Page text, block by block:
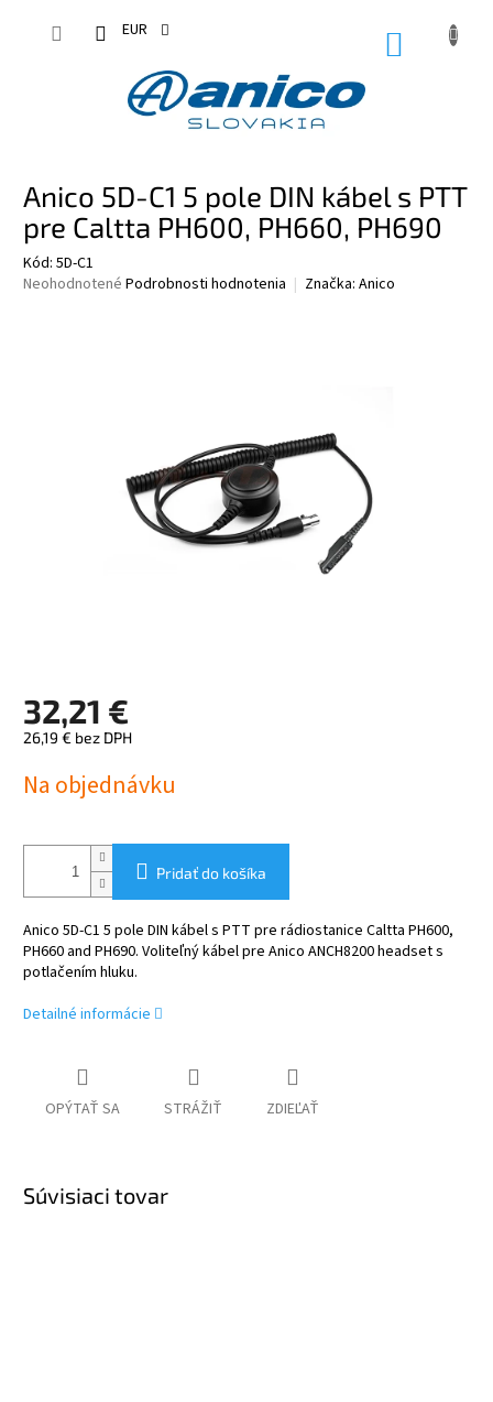
EUR
Anico 5D-C1 5 pole DIN kábel s PTT
pre Caltta PH600, PH660, PH690
Kód: 5D-C1
Priemerné
Neohodnotené Podrobnosti hodnotenia Značka: Anico
32,21 €
26,19 € bez DPH
cena:
Na objednávku
Pridať do košíka
Anico 5D-C1 5 pole DIN kábel s PTT pre rádiostanice Caltta PH600,
PH660 and PH690. Voliteľný kábel pre Anico ANCH8200 headset s
potlačením hluku.
Detailné informácie
OPÝTAŤ SA STRÁŽIŤ ZDIEĽAŤ
Súvisiaci tovar